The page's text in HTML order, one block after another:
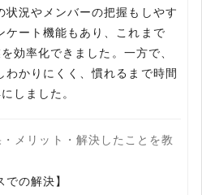
状況やメンバーの把握もしやす
ケート機能もあり、これまで
効率化できました。一方で、
かりにくく、慣れるまで時間
しました。
メリット・解決したことを教
での解決】